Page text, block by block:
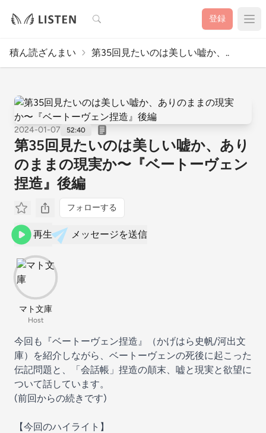
検索 登録
積ん読ざんまい 第35回見たいのは美しい嘘か、..
2024-01-07 52:40
第35回見たいのは美しい嘘か、あり
のままの現実か〜『ベートーヴェン
捏造』後編
フォローする
再生 メッセージを送信
マト文庫
Host
今回も『ベートーヴェン捏造』（かげはら史帆/河出文
庫）を紹介しながら、ベートーヴェンの死後に起こった
伝記問題と、「会話帳」捏造の顛末、嘘と現実と欲望に
ついて話しています。
(前回からの続きです)
【今回のハイライト】